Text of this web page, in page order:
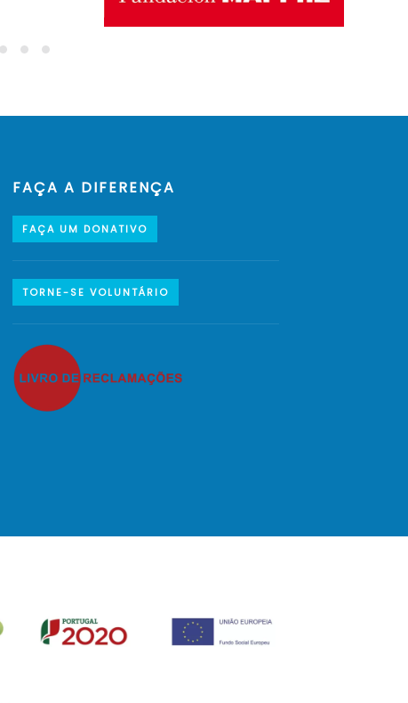
FAÇA A DIFERENÇA
FAÇA UM DONATIVO
TORNE-SE VOLUNTÁRIO